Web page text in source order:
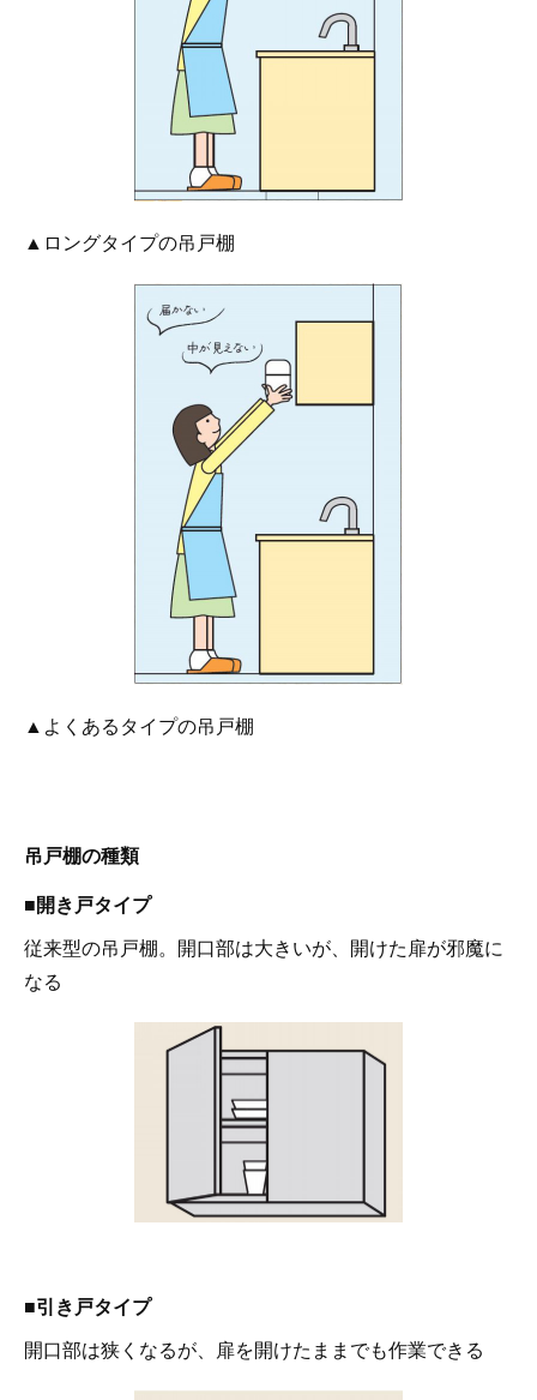
▲ロングタイプの吊戸棚
▲よくあるタイプの吊戸棚
吊戸棚の種類
■開き戸タイプ
従来型の吊戸棚。開口部は大きいが、開けた扉が邪魔に
なる
■引き戸タイプ
開口部は狭くなるが、扉を開けたままでも作業できる